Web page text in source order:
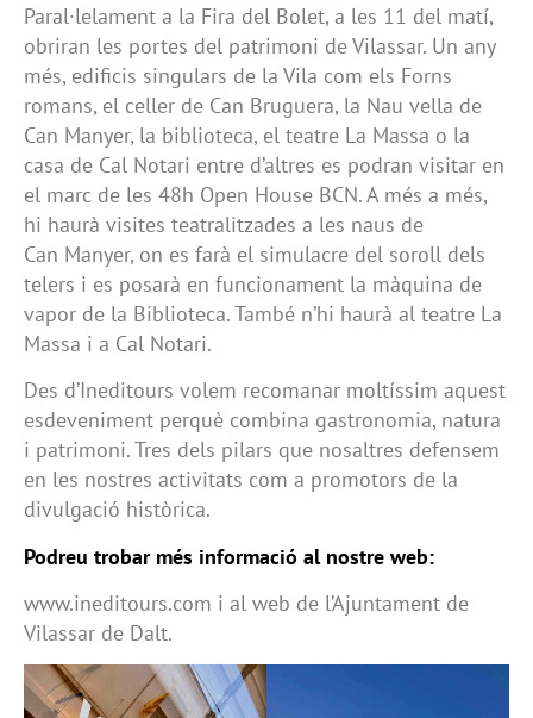
Paral·lelament a la Fira del Bolet, a les 11 del matí,
obriran les portes del patrimoni de Vilassar. Un any
més, edificis singulars de la Vila com els Forns
romans, el celler de Can Bruguera, la Nau vella de
Can Manyer, la biblioteca, el teatre La Massa o la
casa de Cal Notari entre d’altres es podran visitar en
el marc de les 48h Open House BCN. A més a més,
hi haurà visites teatralitzades a les naus de
Can Manyer, on es farà el simulacre del soroll dels
telers i es posarà en funcionament la màquina de
vapor de la Biblioteca. També n’hi haurà al teatre La
Massa i a Cal Notari.
Des d’Ineditours volem recomanar moltíssim aquest
esdeveniment perquè combina gastronomia, natura
i patrimoni. Tres dels pilars que nosaltres defensem
en les nostres activitats com a promotors de la
divulgació històrica.
Podreu trobar més informació al nostre web:
www.ineditours.com i al web de l’Ajuntament de
Vilassar de Dalt.